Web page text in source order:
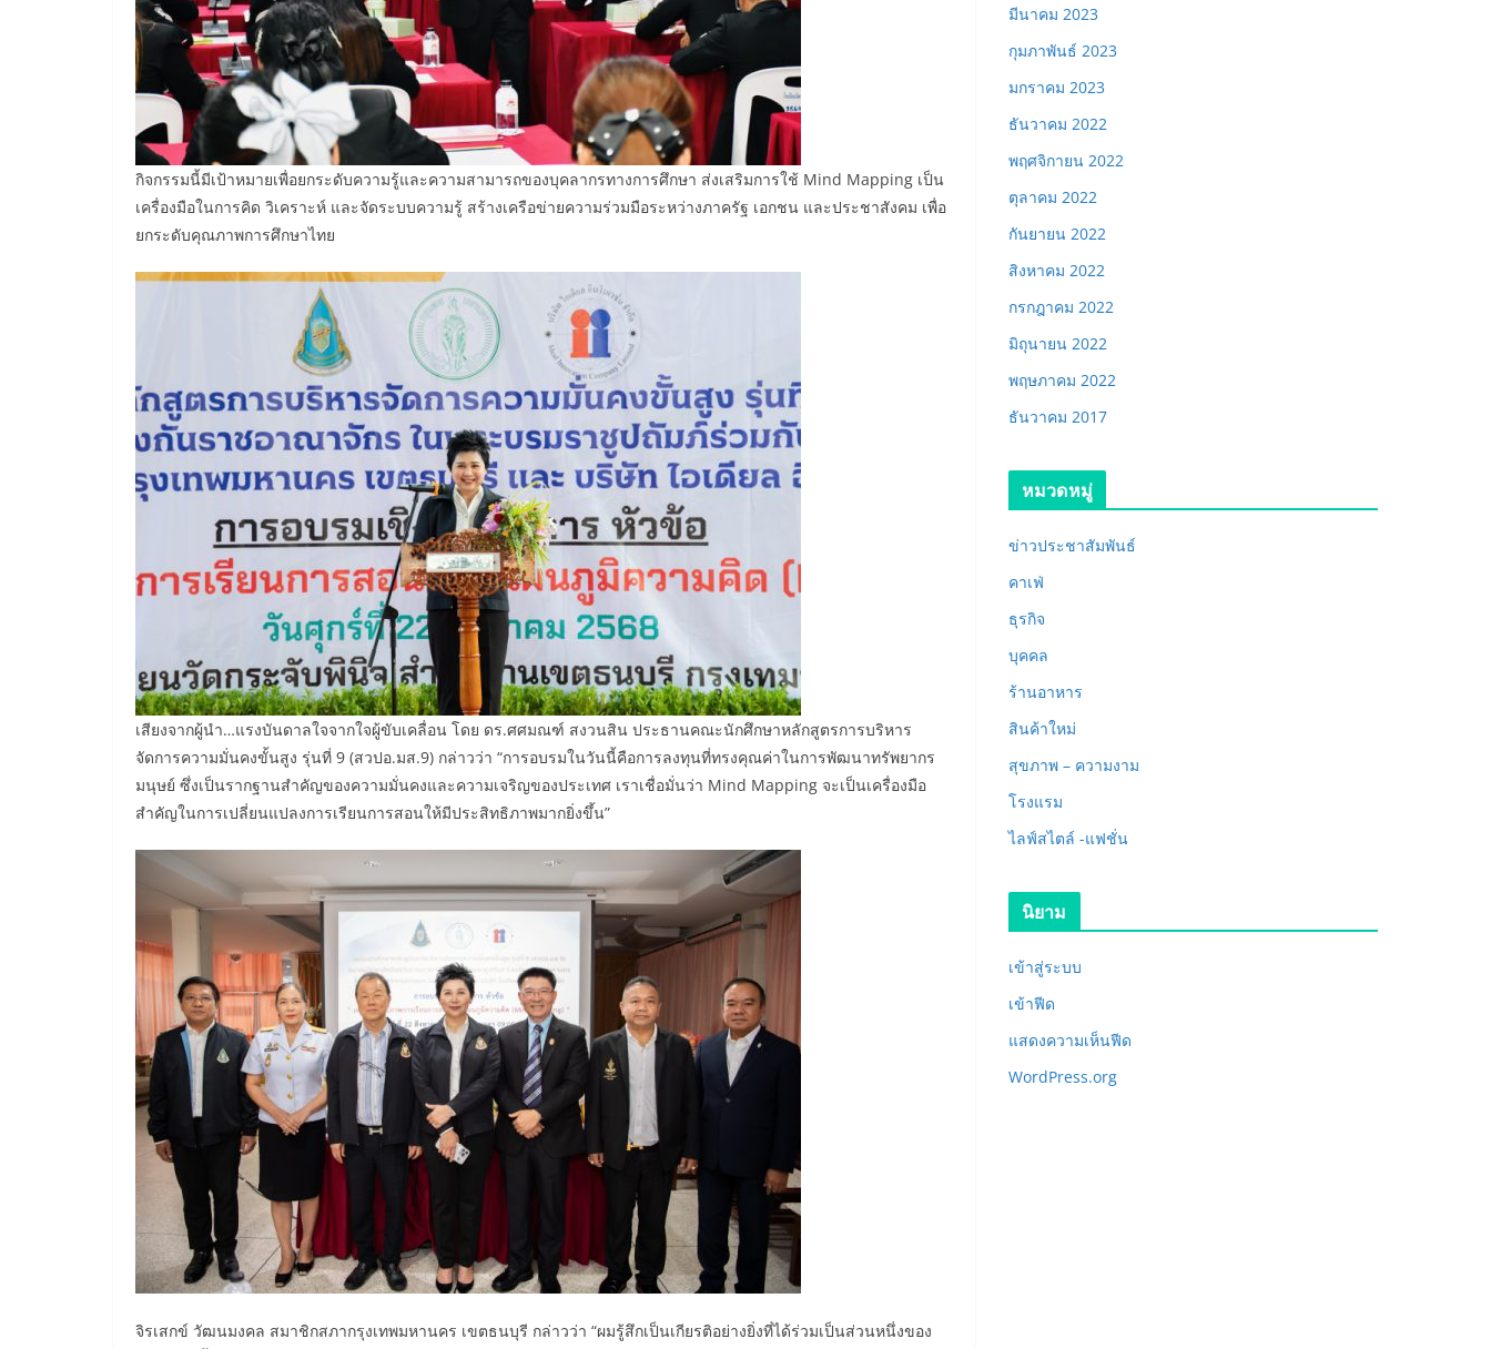
กิจกรรมนี้มีเป้าหมายเพื่อยกระดับความรู้และความสามารถของบุคลากรทางการศึกษา ส่งเสริมการใช้ Mind Mapping เป็น
เครื่องมือในการคิด วิเคราะห์ และจัดระบบความรู้ สร้างเครือข่ายความร่วมมือระหว่างภาครัฐ เอกชน และประชาสังคม เพื่อ
ยกระดับคุณภาพการศึกษาไทย
เสียงจากผู้นำ…แรงบันดาลใจจากใจผู้ขับเคลื่อน โดย ดร.ศศมณฑ์ สงวนสิน ประธานคณะนักศึกษาหลักสูตรการบริหาร
จัดการความมั่นคงขั้นสูง รุ่นที่ 9 (สวปอ.มส.9) กล่าวว่า “การอบรมในวันนี้คือการลงทุนที่ทรงคุณค่าในการพัฒนาทรัพยากร
มนุษย์ ซึ่งเป็นรากฐานสำคัญของความมั่นคงและความเจริญของประเทศ เราเชื่อมั่นว่า Mind Mapping จะเป็นเครื่องมือ
สำคัญในการเปลี่ยนแปลงการเรียนการสอนให้มีประสิทธิภาพมากยิ่งขึ้น”
จิรเสกข์ วัฒนมงคล สมาชิกสภากรุงเทพมหานคร เขตธนบุรี กล่าวว่า “ผมรู้สึกเป็นเกียรติอย่างยิ่งที่ได้ร่วมเป็นส่วนหนึ่งของ
มีนาคม 2023
กุมภาพันธ์ 2023
มกราคม 2023
ธันวาคม 2022
พฤศจิกายน 2022
ตุลาคม 2022
กันยายน 2022
สิงหาคม 2022
กรกฎาคม 2022
มิถุนายน 2022
พฤษภาคม 2022
ธันวาคม 2017
หมวดหมู่
ข่าวประชาสัมพันธ์
คาเฟ่
ธุรกิจ
บุคคล
ร้านอาหาร
สินค้าใหม่
สุขภาพ – ความงาม
โรงแรม
ไลฟ์สไตล์ -แฟชั่น
นิยาม
เข้าสู่ระบบ
เข้าฟีด
แสดงความเห็นฟีด
WordPress.org